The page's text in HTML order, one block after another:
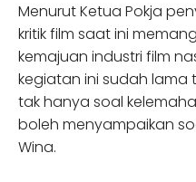
Menurut Ketua Pokja
kritik film saat ini
kemajuan industri film
kegiatan ini sudah lama
tak hanya soal
boleh menyampaikan
Wina.